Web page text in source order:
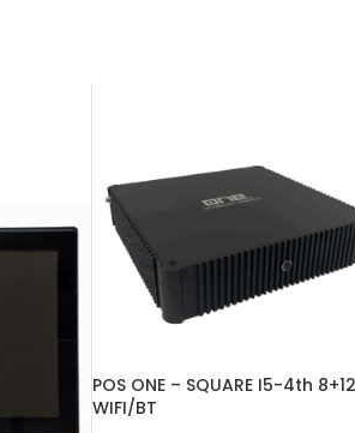
POS ONE – SQUARE I5-4th
WIFI/BT